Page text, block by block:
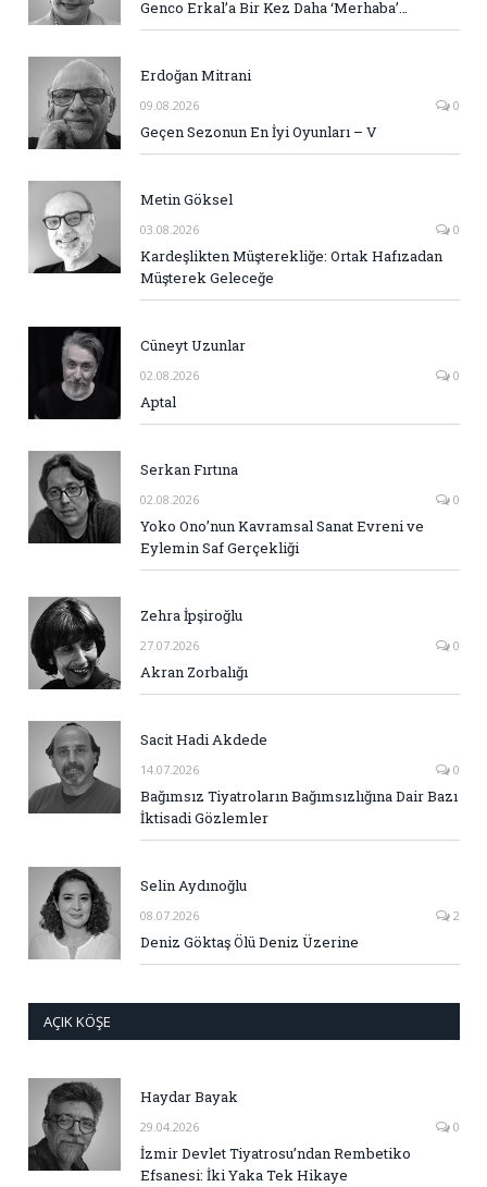
Genco Erkal’a Bir Kez Daha ‘Merhaba’…
Erdoğan Mitrani
09.08.2026 0
Geçen Sezonun En İyi Oyunları – V
Metin Göksel
03.08.2026 0
Kardeşlikten Müşterekliğe: Ortak Hafızadan
Müşterek Geleceğe
Cüneyt Uzunlar
02.08.2026 0
Aptal
Serkan Fırtına
02.08.2026 0
Yoko Ono’nun Kavramsal Sanat Evreni ve
Eylemin Saf Gerçekliği
Zehra İpşiroğlu
27.07.2026 0
Akran Zorbalığı
Sacit Hadi Akdede
14.07.2026 0
Bağımsız Tiyatroların Bağımsızlığına Dair Bazı
İktisadi Gözlemler
Selin Aydınoğlu
08.07.2026 2
Deniz Göktaş Ölü Deniz Üzerine
AÇIK KÖŞE
Haydar Bayak
29.04.2026 0
İzmir Devlet Tiyatrosu’ndan Rembetiko
Efsanesi: İki Yaka Tek Hikaye